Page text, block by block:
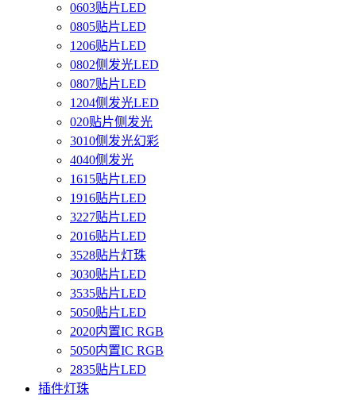
0603贴片LED
0805贴片LED
1206贴片LED
0802侧发光LED
0807贴片LED
1204侧发光LED
020贴片侧发光
3010侧发光幻彩
4040侧发光
1615贴片LED
1916贴片LED
3227贴片LED
2016贴片LED
3528贴片灯珠
3030贴片LED
3535贴片LED
5050贴片LED
2020内置IC RGB
5050内置IC RGB
2835贴片LED
插件灯珠